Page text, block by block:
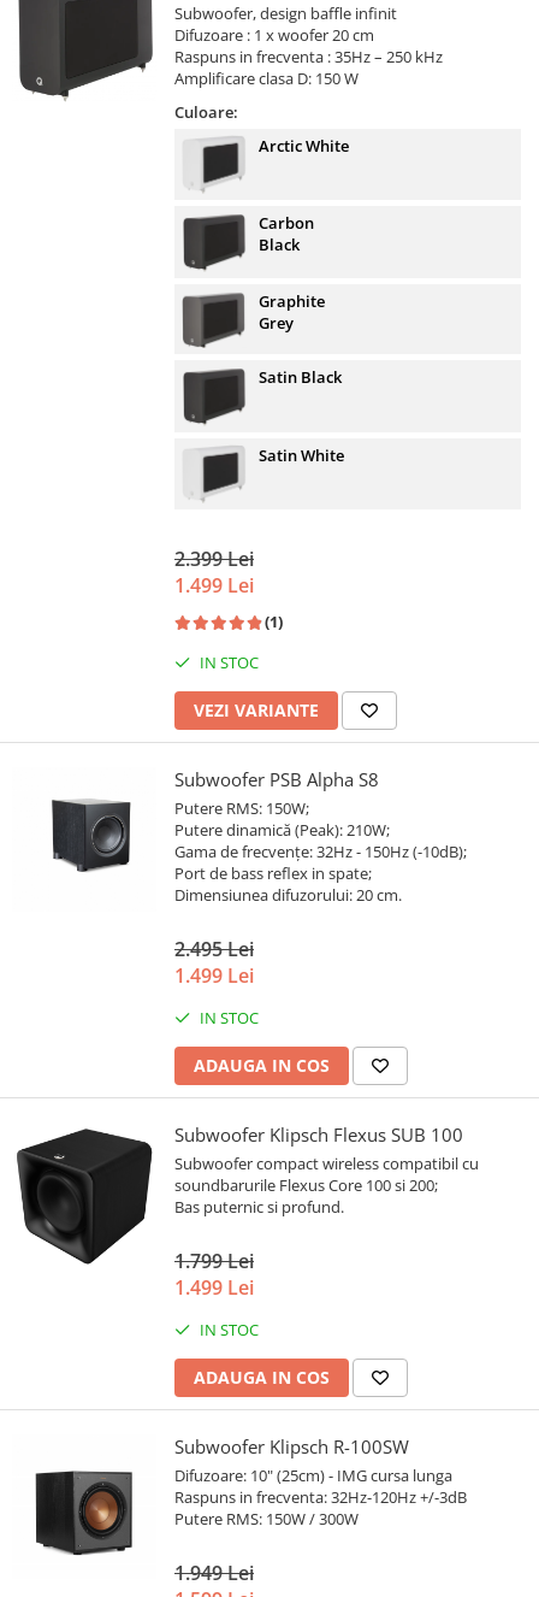
Subwoofer, design baffle infinit
Difuzoare : 1 x woofer 20 cm
Raspuns in frecventa : 35Hz – 250 kHz
Amplificare clasa D: 150 W
Culoare:
Arctic White
Carbon
Black
Graphite
Grey
Satin Black
Satin White
2.399 Lei
1.499 Lei
(1)
IN STOC
VEZI VARIANTE
Subwoofer PSB Alpha S8
Putere RMS: 150W;
Putere dinamică (Peak): 210W;
Gama de frecvențe: 32Hz - 150Hz (-10dB);
Port de bass reflex in spate;
Dimensiunea difuzorului: 20 cm.
2.495 Lei
1.499 Lei
IN STOC
ADAUGA IN COS
Subwoofer Klipsch Flexus SUB 100
Subwoofer compact wireless compatibil cu
soundbarurile Flexus Core 100 si 200;
Bas puternic si profund.
1.799 Lei
1.499 Lei
IN STOC
ADAUGA IN COS
Subwoofer Klipsch R-100SW
Difuzoare: 10" (25cm) - IMG cursa lunga
Raspuns in frecventa: 32Hz-120Hz +/-3dB
Putere RMS: 150W / 300W
1.949 Lei